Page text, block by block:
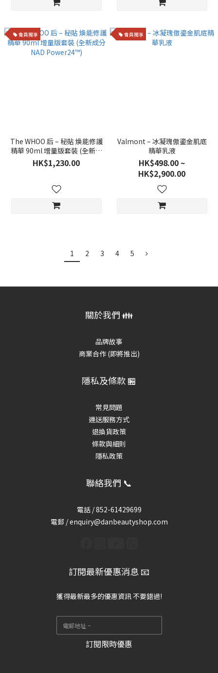
會員獨享
The WHOO 后 – 秘貼 煥能修護
精華 90ml 增量版套裝 (全新成
分NAD Power24™)
HK$1,230.00
會員獨享
Valmont – 冰凝瑰傲鎏金肌底
精華乳液
HK$498.00 ~
HK$2,900.00
1 2 3 4 5
關於我們 👪
品牌故事
商業合作 (即將推出)
隱私及條款 🏪
常見問題
運送服務方式
退換貨政策
條款與細則
隱私政策
聯絡我們 📞
電話 /852-61429699
電郵 / enquiry@danbeautyshop.com
訂閱最新優惠消息 📧
獲得最新最多的優惠資訊 不要錯過!
訂閱限時優惠